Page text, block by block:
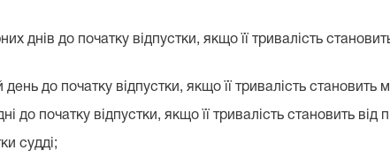
днів до початку відпустки, якщо її тривалість
до початку відпустки, якщо її тривалість
до початку відпустки, якщо її тривалість становить
судді;